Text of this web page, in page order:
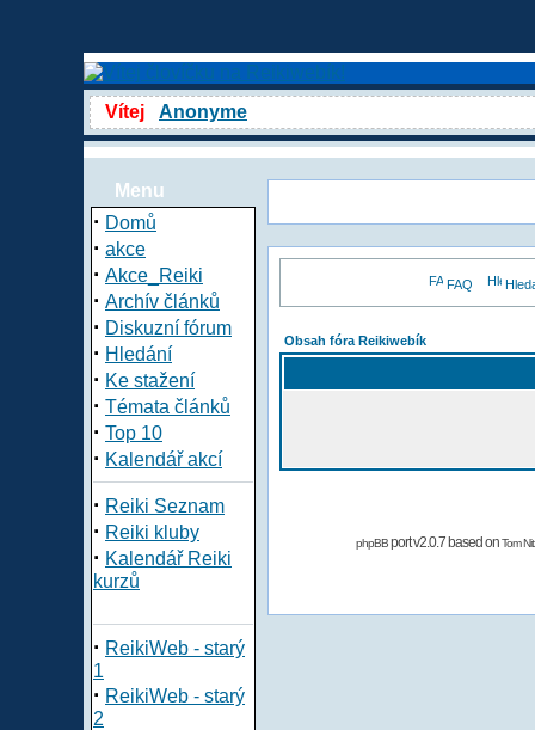
Vítej Anonyme
Menu
· Domů
· akce
· Akce_Reiki
· Archív článků
· Diskuzní fórum
· Hledání
· Ke stažení
· Témata článků
· Top 10
· Kalendář akcí
· Reiki Seznam
· Reiki kluby
· Kalendář Reiki
kurzů
· ReikiWeb - starý
1
· ReikiWeb - starý
2
FAQ
Obsah fóra Reikiwebík
phpBBport v2.0.7 based onTom